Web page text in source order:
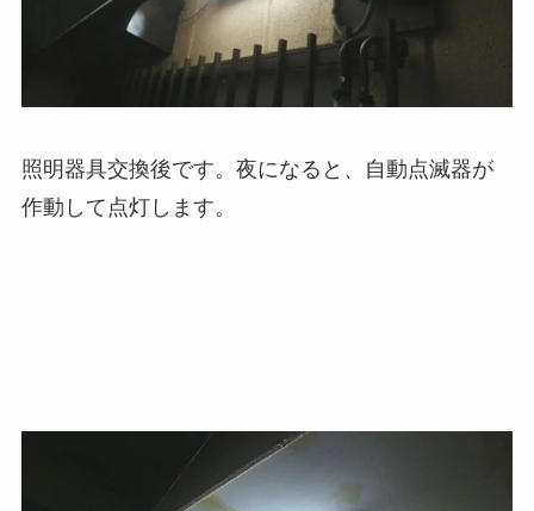
照明器具交換後です。夜になると、自動点滅器が
作動して点灯します。